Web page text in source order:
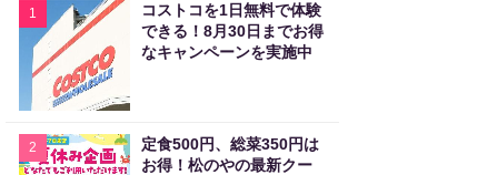
1
コストコを1日無料で体験
できる！8月30日までお得
なキャンペーンを実施中
2
定食500円、総菜350円は
お得！松のやの最新クー